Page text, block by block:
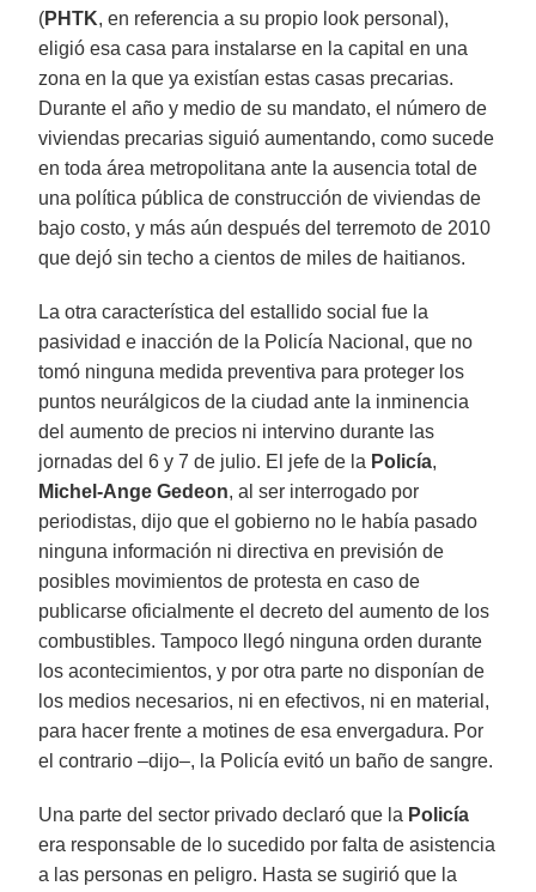
(PHTK, en referencia a su propio look personal),
eligió esa casa para instalarse en la capital en una
zona en la que ya existían estas casas precarias.
Durante el año y medio de su mandato, el número de
viviendas precarias siguió aumentando, como sucede
en toda área metropolitana ante la ausencia total de
una política pública de construcción de viviendas de
bajo costo, y más aún después del terremoto de 2010
que dejó sin techo a cientos de miles de haitianos.
La otra característica del estallido social fue la
pasividad e inacción de la Policía Nacional, que no
tomó ninguna medida preventiva para proteger los
puntos neurálgicos de la ciudad ante la inminencia
del aumento de precios ni intervino durante las
jornadas del 6 y 7 de julio. El jefe de la Policía,
Michel-Ange Gedeon, al ser interrogado por
periodistas, dijo que el gobierno no le había pasado
ninguna información ni directiva en previsión de
posibles movimientos de protesta en caso de
publicarse oficialmente el decreto del aumento de los
combustibles. Tampoco llegó ninguna orden durante
los acontecimientos, y por otra parte no disponían de
los medios necesarios, ni en efectivos, ni en material,
para hacer frente a motines de esa envergadura. Por
el contrario –dijo–, la Policía evitó un baño de sangre.
Una parte del sector privado declaró que la Policía
era responsable de lo sucedido por falta de asistencia
a las personas en peligro. Hasta se sugirió que la